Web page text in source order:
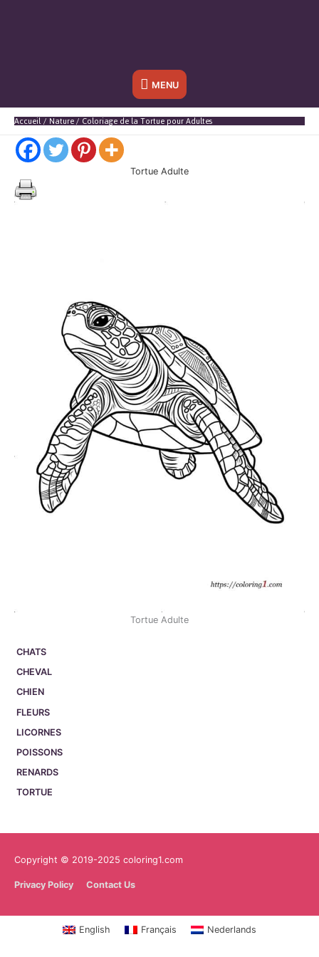
Sous
l'en-
MENU
Accueil Nature Coloriage de la Tortue pour Adultes
CHATS
CHEVAL
CHIEN
FLEURS
LICORNES
POISSONS
RENARDS
TORTUE
Tortue Adulte
Tortue Adulte
Copyright © 2019-2025 coloring1.com
Privacy Policy Contact Us
English Français Nederlands